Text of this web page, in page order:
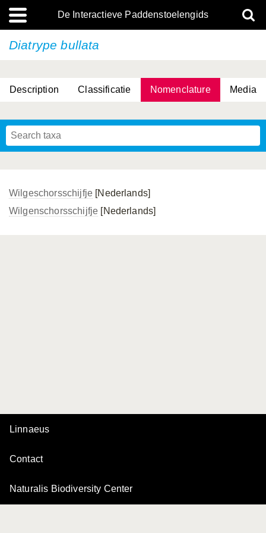
De Interactieve Paddenstoelengids
Diatrype bullata
Description Classificatie Nomenclature Media
Wilgeschorsschijfje [Nederlands]
Wilgenschorsschijfje [Nederlands]
Linnaeus
Contact
Naturalis Biodiversity Center